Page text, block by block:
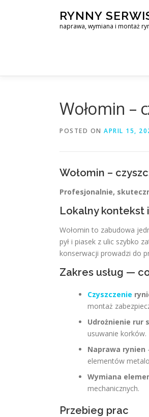
RYNNY
naprawa, wymiana i montaż
Wołomin –
POSTED ON APRIL 15,
Wołomin –
Profesjonalnie,
Lokalny kontekst
Wołomin to zabudowa
pył i piasek z ulic szybko
konserwacji prowadzi do
Zakres usług —
Czyszczenie
montaż
Udrożnienie rur
usuwanie korków.
Naprawa rynien
elementów
Wymiana
mechanicznych.
Przebieg prac